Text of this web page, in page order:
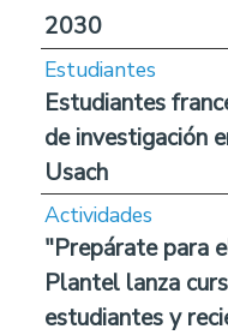
2030
Estudiantes
Estudiantes
de investigación
Usach
Actividades
"Prepárate para
Plantel lanza
estudiantes y